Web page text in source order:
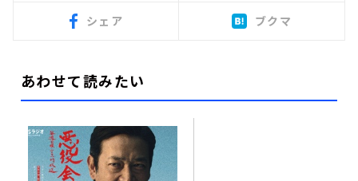
シェア ブクマ
あわせて読みたい